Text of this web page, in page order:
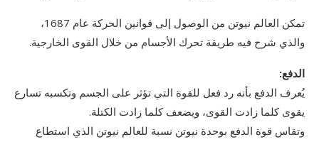
تمكن العالم نيوتن من الوصول إلى قوانين الحركة عام 1687،
والذي شرح فيه طريقة تحرك الأجسام من خلال القوى الخارجية.
الدفع:
يُعرف الدفع بأنه رد فعل للقوة التي تؤثر على الجسم وتكسبه تسارع
يقوى كلما زادت القوى، ويضعف كلما زادت الكتلة.
وتقاس قوة الدفع بوحدة نيوتن نسبة للعالم نيوتن الذي استطاع